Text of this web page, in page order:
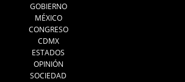
GOBIERNO
MÉXICO
CONGRESO
CDMX
ESTADOS
OPINIÓN
SOCIEDAD